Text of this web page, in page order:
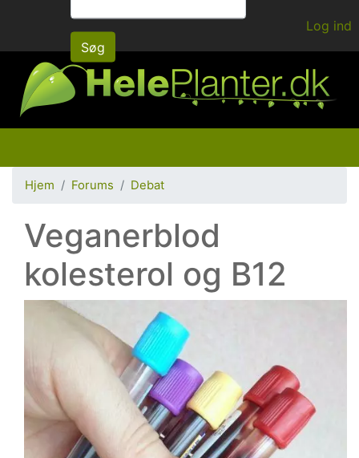
hovedindhold
Søg
Log ind
Hjem Forums Debat
Veganerblod
kolesterol og B12